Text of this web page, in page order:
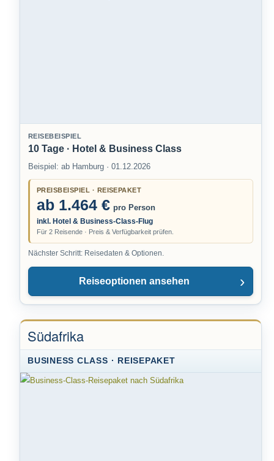
REISEBEISPIEL
10 Tage · Hotel & Business Class
Beispiel: ab Hamburg · 01.12.2026
PREISBEISPIEL · REISEPAKET
ab 1.464 € pro Person
inkl. Hotel & Business-Class-Flug
Für 2 Reisende · Preis & Verfügbarkeit prüfen.
Nächster Schritt: Reisedaten & Optionen.
Reiseoptionen ansehen
Südafrika
BUSINESS CLASS · REISEPAKET